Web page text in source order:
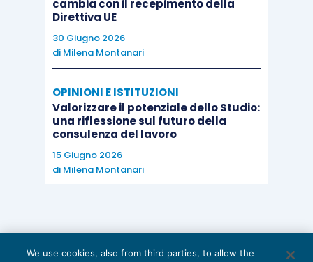
cambia con il recepimento della
Direttiva UE
30 Giugno 2026
di Milena Montanari
OPINIONI E ISTITUZIONI
Valorizzare il potenziale dello Studio:
una riflessione sul futuro della
consulenza del lavoro
15 Giugno 2026
di Milena Montanari
We use cookies, also from third parties, to allow the